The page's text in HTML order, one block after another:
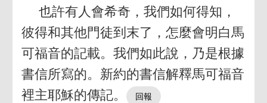
也許有人會希奇，我們如何得知，
彼得和其他門徒到末了，怎麼會明白馬
可福音的記載。我們如此說，乃是根據
書信所寫的。新約的書信解釋馬可福音
裡主耶穌的傳記。